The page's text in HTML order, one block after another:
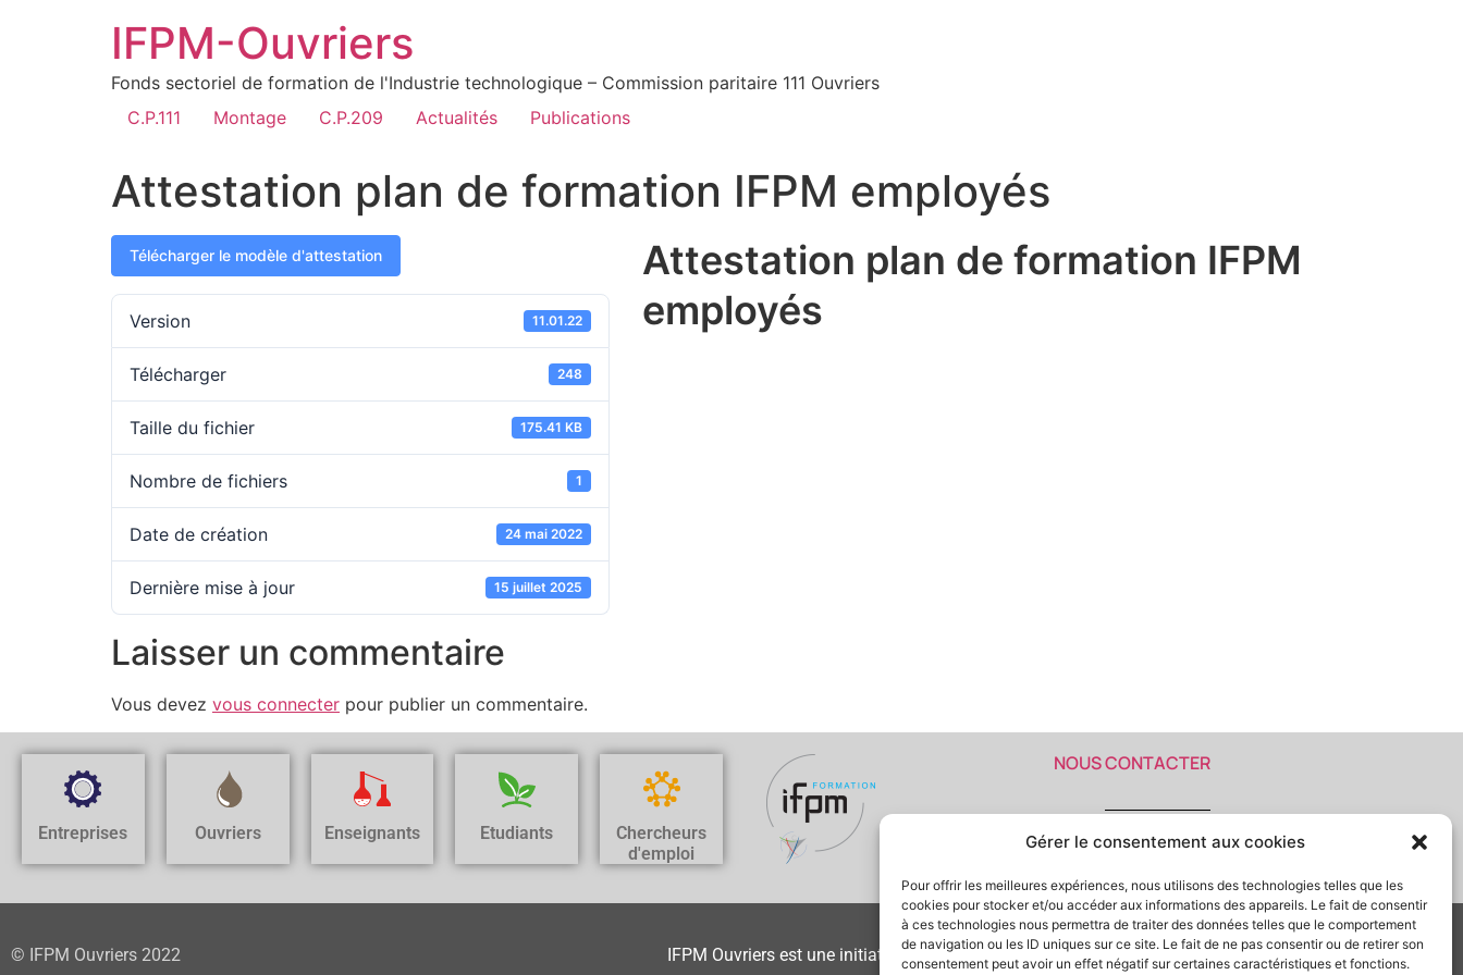
Gérer le consentement aux cookies
Pour offrir les meilleures expériences, nous utilisons des technologies telles que les
cookies pour stocker et/ou accéder aux informations des appareils. Le fait de consentir
à ces technologies nous permettra de traiter des données telles que le comportement
de navigation ou les ID uniques sur ce site. Le fait de ne pas consentir ou de retirer son
consentement peut avoir un effet négatif sur certaines caractéristiques et fonctions.
IFPM-Ouvriers
Fonds sectoriel de formation de l'Industrie technologique – Commission paritaire 111 Ouvriers
C.P.111
Montage C.P.209 Actualités Publications
Attestation plan de formation IFPM employés
Télécharger le modèle d'attestation
Version 11.01.22
Télécharger 248
Taille du fichier 175.41 KB
Nombre de fichiers 1
Date de création 24 mai 2022
Dernière mise à jour 15 juillet 2025
Attestation plan de formation IFPM
employés
Laisser un commentaire
Vous devez vous connecter pour publier un commentaire.
Entreprises Ouvriers Enseignants Etudiants
Chercheurs
d'emploi
NOUS CONTACTER
© IFPM Ouvriers 2022 IFPM Ouvriers est une initiative de